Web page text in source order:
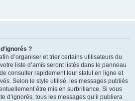
?
d’organiser et trier certains utilisateurs du
liste d’amis seront listés dans le panneau
consulter rapidement leur statut en ligne et
Selon le style utilisé, les messages publiés
être mis en surbrillance. Si vous
d’ignorés, tous les messages qu’il publiera